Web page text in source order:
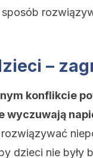
–
konflikcie
wyczuwają
dzieci nie były